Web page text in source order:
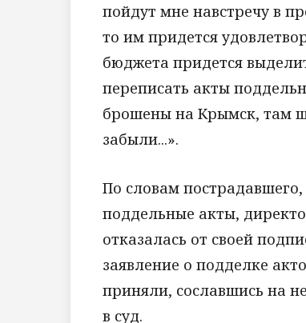
пойдут мне навстречу в
то им придется
бюджета придется
переписать акты
брошены на Крымск, там
забыли...».
По словам
поддельные акты,
отказалась от своей
заявление о подделке
приняли, сославшись на
в суд.